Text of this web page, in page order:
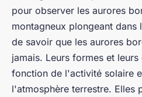
pour observer les aurores
montagneux plongeant dans
de savoir que les aurores
jamais. Leurs formes et
fonction de l'activité solaire
l'atmosphère terrestre. Elles